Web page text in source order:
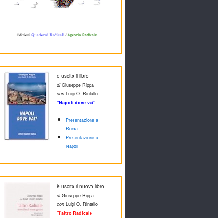
è uscito il libro
diGiuseppe Rippa
con Luigi O. Rintallo
"Napoli dove vai"
Presentazione a
Roma
Presentazione a
Napoli
è uscito il nuovo libro
diGiuseppe Rippa
con Luigi O. Rintallo
"l'altro Radicale